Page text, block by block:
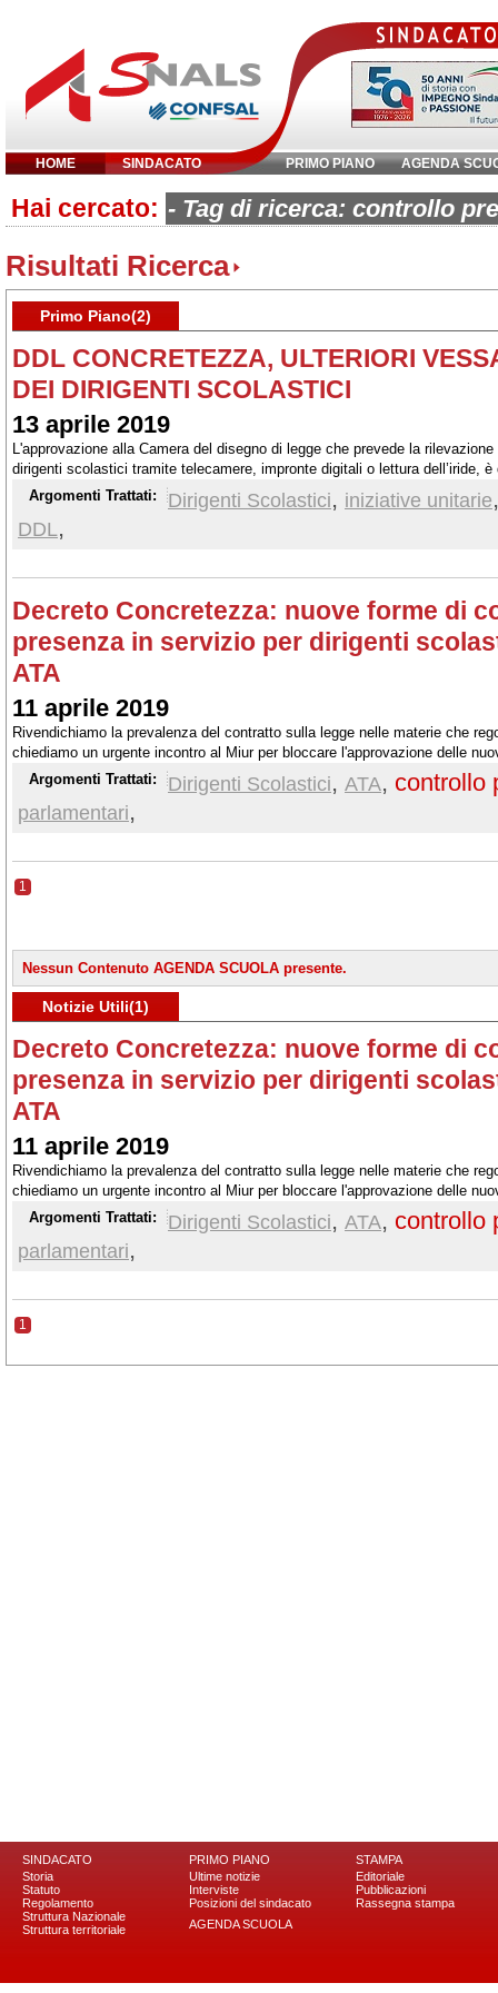
HOME SINDACATO PRIMO PIANO AGENDA
Inserisci parola chiave:
Hai cercato: - Tag di ricerca: controllo
Risultati Ricerca
Primo Piano(2)
DDL CONCRETEZZA, ULTERIORI
DEI DIRIGENTI SCOLASTICI
13 aprile 2019
L'approvazione alla Camera del disegno di legge che prevede la
dirigenti scolastici tramite telecamere, impronte digitali o lettura dell’iride,
traboccare il vaso.
Argomenti Trattati: Dirigenti Scolastici, iniziative unitarie
DDL,
Decreto Concretezza: nuove forme di
presenza in servizio per dirigenti
ATA
11 aprile 2019
Rivendichiamo la prevalenza del contratto sulla legge nelle materie che
chiediamo un urgente incontro al Miur per bloccare l'approvazione delle
presenza dei dirigenti scolastici e del personale ATA
Argomenti Trattati: Dirigenti Scolastici, ATA, controllo
parlamentari,
1
Nessun Contenuto AGENDA SCUOLA presente.
Notizie Utili(1)
Decreto Concretezza: nuove forme di
presenza in servizio per dirigenti
ATA
11 aprile 2019
Rivendichiamo la prevalenza del contratto sulla legge nelle materie che
chiediamo un urgente incontro al Miur per bloccare l'approvazione delle
presenza dei dirigenti scolastici e del personale ATA
Argomenti Trattati: Dirigenti Scolastici, ATA, controllo
parlamentari,
1
SINDACATO
Storia
Statuto
Regolamento
Struttura Nazionale
Struttura territoriale
PRIMO PIANO
Ultime notizie
Interviste
Posizioni del sindacato
AGENDA SCUOLA
STAMPA
Editoriale
Pubblicazioni
Rassegna stampa